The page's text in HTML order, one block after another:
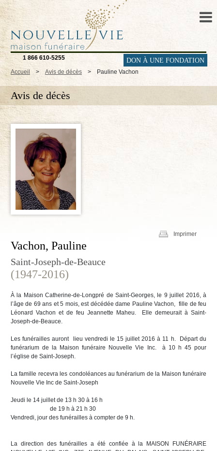
1 866 610-5255 DON À UNE FONDATION
Accueil > Avis de décès > Pauline Vachon
Avis de décès
Imprimer
Vachon, Pauline
Saint-Joseph-de-Beauce
(1947-2016)
À la Maison Catherine-de-Longpré de Saint-Georges, le 9 juillet 2016, à
l’âge de 69 ans et 5 mois, est décédée dame Pauline Vachon, fille de feu
Léonard Vachon et de feu Jeannette Maheu. Elle demeurait à Saint-
Joseph-de-Beauce.
Les funérailles auront lieu vendredi le 15 juillet 2016 à 11 h. Départ du
funérarium de la Maison funéraire Nouvelle Vie Inc. à 10 h 45 pour
l’église de Saint-Joseph.
La famille recevra les condoléances au funérarium de la Maison funéraire
Nouvelle Vie Inc de Saint-Joseph
Jeudi le 14 juillet de 13 h 30 à 16 h
de 19 h à 21 h 30
Vendredi, jour des funérailles à compter de 9 h.
La direction des funérailles a été confiée à la MAISON FUNÉRAIRE